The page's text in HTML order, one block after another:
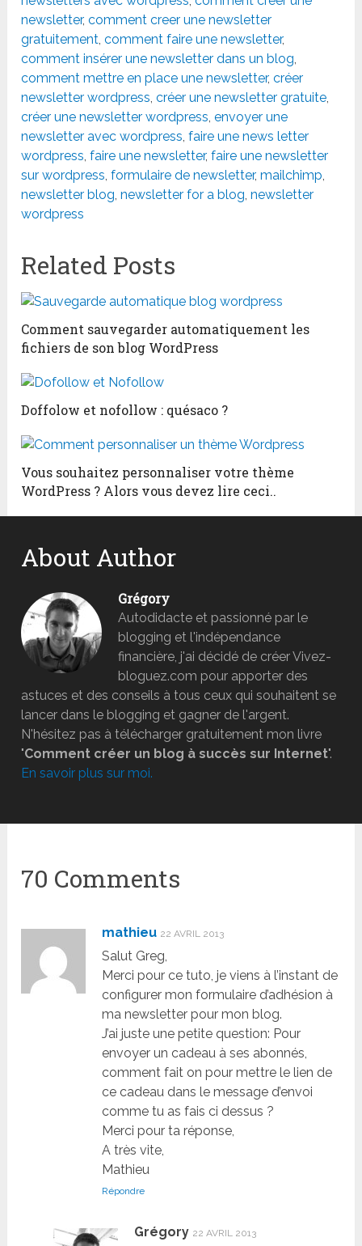
newsletter,comment creer une newsletter
gratuitement,comment faire une newsletter,
comment insérer une newsletter dans un blog,
comment mettre en place une newsletter,créer
newsletter wordpress,créer une newsletter gratuite,
créer une newsletter wordpress,envoyer une
newsletter avec wordpress,faire une news letter
wordpress,faire une newsletter,faire une newsletter
sur wordpress,formulaire de newsletter,mailchimp,
newsletter blog,newsletter for a blog,newsletter
wordpress
Related Posts
Comment sauvegarder automatiquement les
fichiers de son blog WordPress
Doffolow et nofollow : quésaco ?
Vous souhaitez personnaliser votre thème
WordPress ? Alors vous devez lire ceci..
About Author
Grégory
Autodidacte et passionné par le
blogging et l'indépendance
financière, j'ai décidé de créer Vivez-
bloguez.com pour apporter des
astuces et des conseils à tous ceux qui souhaitent se
lancer dans le blogging et gagner de l'argent.
N'hésitez pas à télécharger gratuitement mon livre
"Comment créer un blog à succès sur Internet".
En savoir plus sur moi.
70 Comments
mathieu 22 AVRIL 2013
Salut Greg,
Merci pour ce tuto, je viens à l’instant de
configurer mon formulaire d’adhésion à
ma newsletter pour mon blog.
J’ai juste une petite question: Pour
envoyer un cadeau à ses abonnés,
comment fait on pour mettre le lien de
ce cadeau dans le message d’envoi
comme tu as fais ci dessus ?
Merci pour ta réponse,
A très vite,
Mathieu
Répondre
Grégory 22 AVRIL 2013